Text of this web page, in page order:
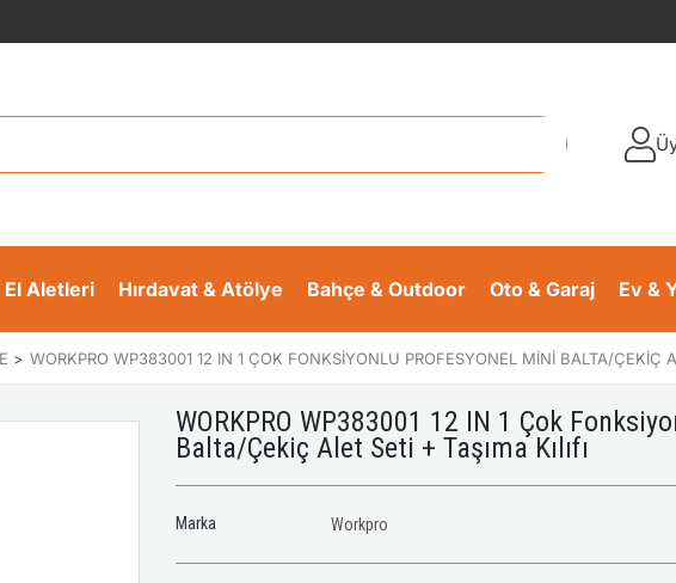
Aletleri Hırdavat & Atölye Bahçe & Outdoor Oto & Garaj Ev &
> WORKPRO WP383001 12 IN 1 ÇOK FONKSIYONLU PROFESYONEL MINI BALTA/ÇEKIÇ
WORKPRO WP383001 12 IN 1 Çok
Balta/Çekiç Alet Seti + Taşıma Kılıfı
Marka Workpro